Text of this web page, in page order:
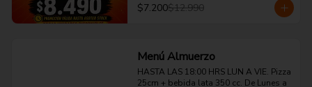
$7.200$12.990
Menú Almuerzo
HASTA LAS 18:00 HRS LUN A VIE. Pizza
25cm + bebida lata 350 cc. De Lunes a